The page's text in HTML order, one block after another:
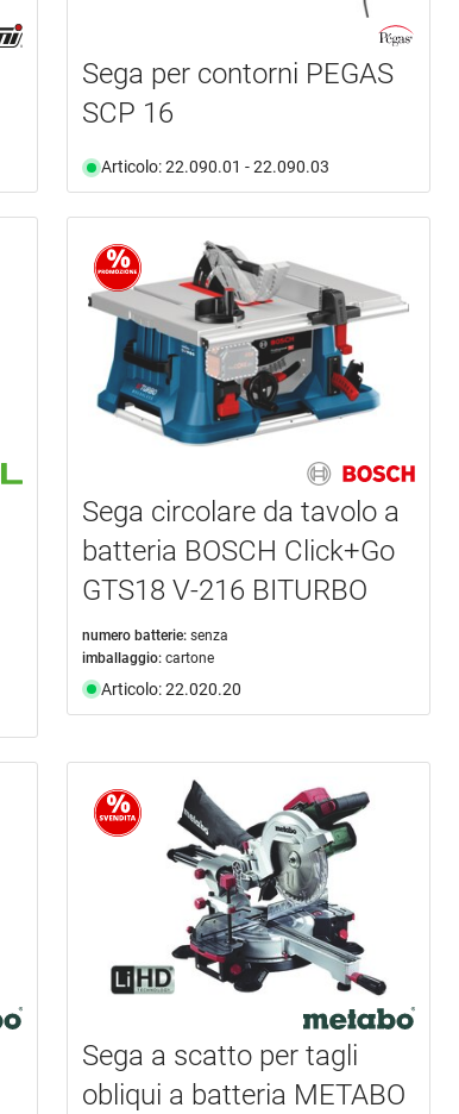
Sega per contorni PEGAS
SCP 16
Articolo: 22.090.01 - 22.090.03
Sega circolare da tavolo a
batteria BOSCH Click+Go
GTS18 V-216 BITURBO
numero batterie: senza
imballaggio: cartone
Articolo: 22.020.20
Sega a scatto per tagli
obliqui a batteria METABO